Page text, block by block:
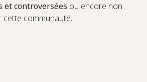
et controversées ou encore non
communauté.